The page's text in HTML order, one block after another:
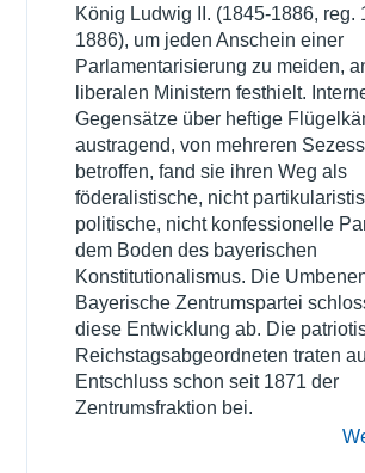
König Ludwig II. (1845-1886, reg.
1886), um jeden Anschein einer
Parlamentarisierung zu meiden,
liberalen Ministern festhielt.
Gegensätze über heftige
austragend, von mehreren
betroffen, fand sie ihren Weg als
föderalistische, nicht
politische, nicht konfessionelle
dem Boden des bayerischen
Konstitutionalismus. Die
Bayerische Zentrumspartei
diese Entwicklung ab. Die
Reichstagsabgeordneten traten
Entschluss schon seit 1871 der
Zentrumsfraktion bei.